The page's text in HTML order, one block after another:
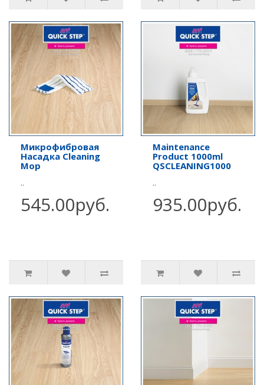
Микрофибровая
Насадка Cleaning
Mop
..
545.00руб.
Maintenance
Product 1000ml
QSCLEANING1000
..
935.00руб.